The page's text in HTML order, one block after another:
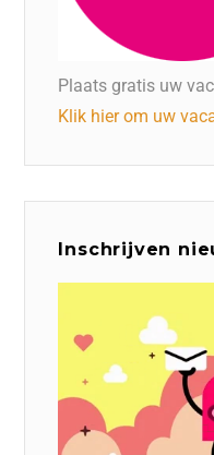
Plaats gratis uw
Klik hier om uw
Inschrijven